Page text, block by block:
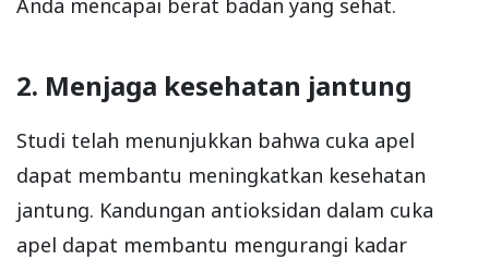
2. Menjaga kesehatan jantung
Studi telah menunjukkan bahwa cuka apel
dapat membantu meningkatkan kesehatan
jantung. Kandungan antioksidan dalam cuka
apel dapat membantu mengurangi kadar